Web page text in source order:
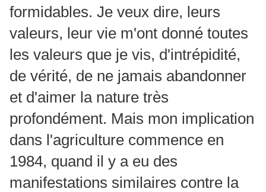
formidables. Je veux dire, leurs
valeurs, leur vie m'ont donné toutes
les valeurs que je vis, d'intrépidité,
de vérité, de ne jamais abandonner
et d'aimer la nature très
profondément. Mais mon implication
dans l'agriculture commence en
1984, quand il y a eu des
manifestations similaires contre la